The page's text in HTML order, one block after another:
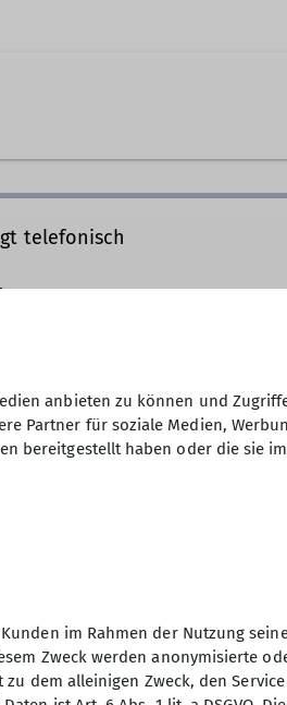
telefonisch
anbieten zu können und
Partner für soziale Medien,
bereitgestellt haben oder die sie
im Rahmen der Nutzung
Zweck werden anonymisierte
dem alleinigen Zweck, den